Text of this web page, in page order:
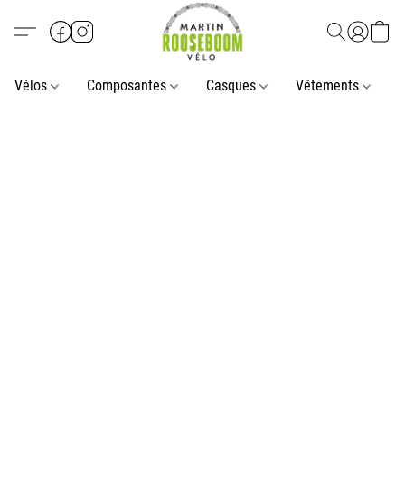
Vélos Composantes Casques Vêtements